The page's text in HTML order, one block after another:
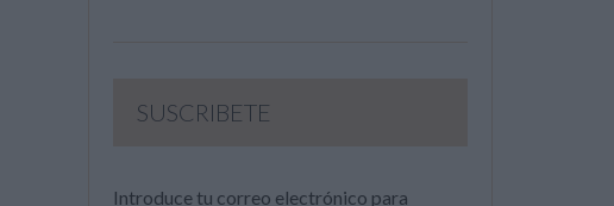
SUSCRIBETE
Introduce tu correo electrónico para